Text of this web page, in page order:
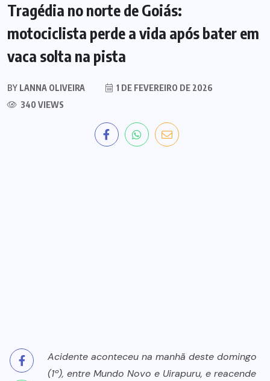
Tragédia no norte de Goiás:
motociclista perde a vida após bater em
vaca solta na pista
BY LANNA OLIVEIRA
1 DE FEVEREIRO DE 2026
340 VIEWS
Acidente aconteceu na manhã deste domingo
(1º), entre Mundo Novo e Uirapuru, e reacende